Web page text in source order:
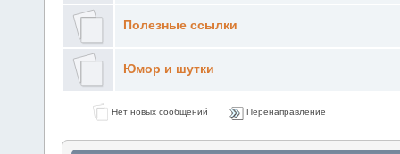
Полезные ссылки
Юмор и шутки
Нет новых сообщений Перенаправление